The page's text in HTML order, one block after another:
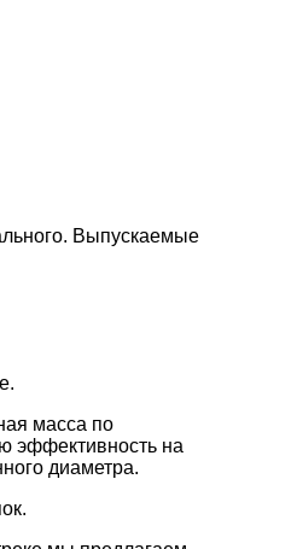
Выпускаемые
масса по
эффективность на
диаметра.